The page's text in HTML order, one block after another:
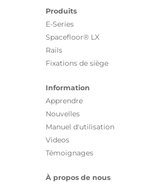
Produits
E-Series
Spacefloor® LX
Rails
Fixations de siège
Information
Apprendre
Nouvelles
Manuel d'utilisation
Videos
Témoignages
À propos de nous